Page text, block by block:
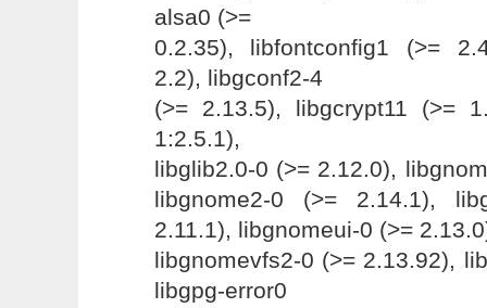
alsa0 (>=
0.2.35), libfontconfig1 (>=
2.2), libgconf2-4
(>= 2.13.5), libgcrypt11 (>=
1:2.5.1),
libglib2.0-0 (>= 2.12.0),
libgnome2-0 (>= 2.14.1),
2.11.1), libgnomeui-0 (>=
libgnomevfs2-0 (>= 2.13.92),
libgpg-error0